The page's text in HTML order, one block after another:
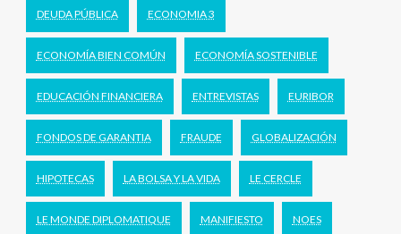
DEUDA PÚBLICA ECONOMIA 3
ECONOMÍA BIEN COMÚN ECONOMÍA SOSTENIBLE
EDUCACIÓN FINANCIERA ENTREVISTAS EURIBOR
FONDOS DE GARANTIA FRAUDE GLOBALIZACIÓN
HIPOTECAS LA BOLSA Y LA VIDA LE CERCLE
LE MONDE DIPLOMATIQUE MANIFIESTO NOES